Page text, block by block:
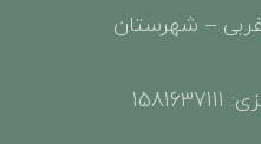
غربی – شهرستان